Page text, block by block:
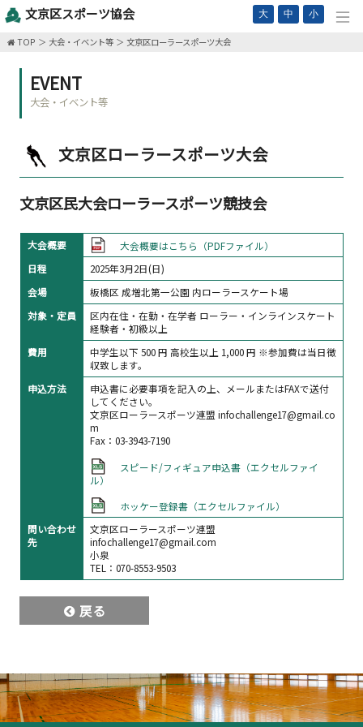
文京区スポーツ協会 大 中 小
TOP 大会・イベント等 文京区ローラースポーツ大会
EVENT
大会・イベント等
文京区ローラースポーツ大会
文京区民大会ローラースポーツ競技会
大会概要
大会概要はこちら（PDFファイル）
日程
2025年3月2日(日)
会場
板橋区 成増北第一公園 内ローラースケート場
対象・定員
区内在住・在勤・在学者 ローラー・インラインスケート
経験者・初級以上
費用
中学生以下 500 円 高校生以上 1,000 円 ※参加費は当日徴
収致します。
申込方法
申込書に必要事項を記入の上、メールまたはFAXで送付
してください。
文京区ローラースポーツ連盟 infochallenge17@gmail.co
m
Fax：03-3943-7190
スピード/フィギュア申込書（エクセルファイ
ル）
ホッケー登録書（エクセルファイル）
問い合わせ
先
文京区ローラースポーツ連盟
infochallenge17@gmail.com
小泉
TEL：070-8553-9503
戻る